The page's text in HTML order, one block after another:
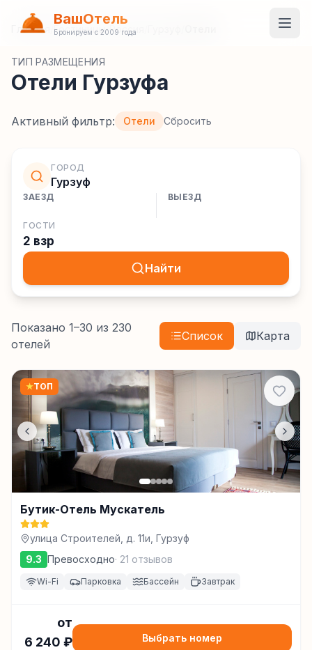
ВашОтель
Бронируем с 2009 года
Главная Гостиницы/Россия
ТИП РАЗМЕЩЕНИЯ
Отели Гурзуфа
Активный фильтр: Отели Сбросить
ГОРОД
Гурзуф
ЗАЕЗД ВЫЕЗД
ГОСТИ
2 взр
Найти
Показано 1–30 из 230
отелей
Список Карта
★ТОП
Бутик-Отель Мускатель
улица Строителей, д. 11и, Гурзуф
9.3 Превосходно· 21 отзывов
Wi-Fi Парковка Бассейн Завтрак
от
6 240 ₽ Выбрать номер